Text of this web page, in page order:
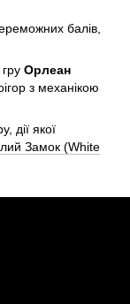
балів,
Орлеан
з механікою
дії якої
Замок (White